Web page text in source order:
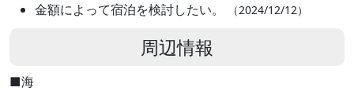
金額によって宿泊を検討したい。 （2024/12/12）
周辺情報
■海